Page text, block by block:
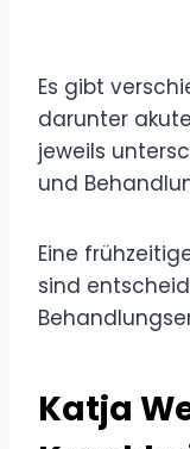
Es gibt
darunter
jeweils
und
Eine
sind
Katja